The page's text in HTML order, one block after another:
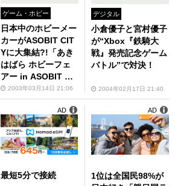
ゲーム・ホビー
日本中のホビーメー
カーがASOBIT CIT
Yに大集結?!「あき
はばら ホビーフェ
アー in ASOBIT CI
TY」が今日から開
催！
2003年03月14日 21:06
デジタル
小倉優子と宮村優子
が“Xbox『鉄騎大
戦』発売記念ゲーム
バトル”で対決！
2004年02月17日 21:40
最短5分で接続
AD
1位は全国民98%が
AD